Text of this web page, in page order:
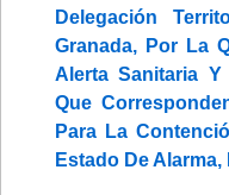
Delegación
Granada, Por La
Alerta Sanitaria
Que
Para La
Estado De